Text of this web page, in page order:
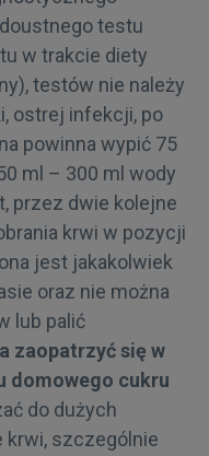
testu
w trakcie diety
testów nie należy
ostrej infekcji, po
powinna wypić 75
ml – 300 ml wody
przez dwie kolejne
krwi w pozycji
jest jakakolwiek
oraz nie można
lub palić
zaopatrzyć się w
domowego cukru
do dużych
krwi, szczególnie